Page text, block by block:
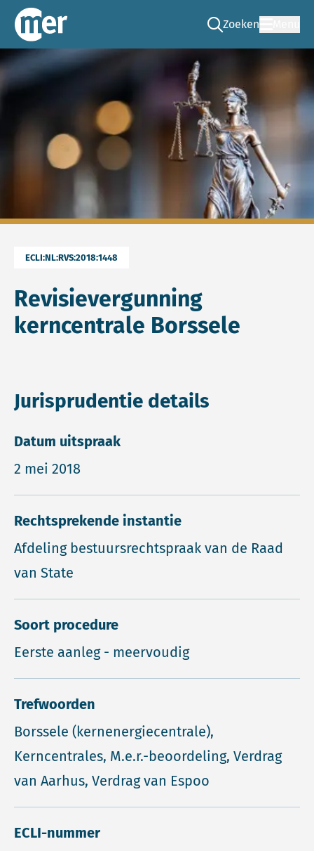
Commissie mer
Zoeken
Ga naar de zoek
ECLI:NL:RVS:2018:1448
Revisievergunning
kerncentrale Borssele
Jurisprudentie details
Datum uitspraak
2 mei 2018
Rechtsprekende instantie
Afdeling bestuursrechtspraak van de Raad
van State
Soort procedure
Eerste aanleg - meervoudig
Trefwoorden
Borssele (kernenergiecentrale),
Kerncentrales, M.e.r.-beoordeling, Verdrag
van Aarhus, Verdrag van Espoo
ECLI-nummer